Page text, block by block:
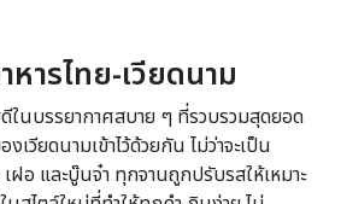
ารไทย-เวียดนาม
ในบรรยากาศสบาย ๆ ที่รวบรวมสุดยอด
เวียดนามเข้าไว้ด้วยกัน ไม่ว่าจะเป็น
อ และบู๊นจ๋า ทุกจานถูกปรับรสให้เหมาะ